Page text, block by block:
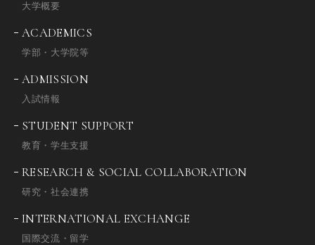
大学概要
ACADEMICS
学部・大学院等
ADMISSION
入試情報
STUDENT SUPPORT
教育・学生支援
RESEARCH & SOCIAL COLLABORATION
研究・社会連携
INTERNATIONAL EXCHANGE
国際交流・留学